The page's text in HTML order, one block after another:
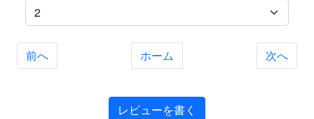
前へ ホーム 次へ
レビューを書く